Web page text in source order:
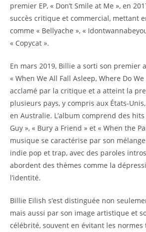
premier EP, « Don’t Smile at Me », en
succès critique et commercial, mettant
comme « Bellyache », «
« Copycat ».
En mars 2019, Billie a sorti son premier
« When We All Fall Asleep, Where Do We
acclamé par la critique et a atteint la
plusieurs pays, y compris aux États-
en Australie. L’album comprend des
Guy », « Bury a Friend » et « When the
musique se caractérise par son
indie pop et trap, avec des paroles
abordent des thèmes comme la
l’identité.
Billie Eilish s’est distinguée non
mais aussi par son image artistique et
célébrité, souvent en évitant les